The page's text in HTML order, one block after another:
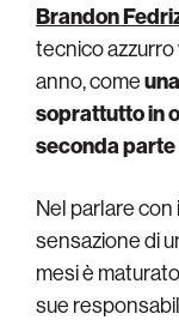
Brandon
tecnico
anno, come
soprattutto in
seconda
Nel parlare con
sensazione di
mesi è
sue